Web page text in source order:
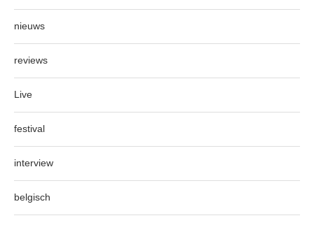
nieuws
reviews
Live
festival
interview
belgisch